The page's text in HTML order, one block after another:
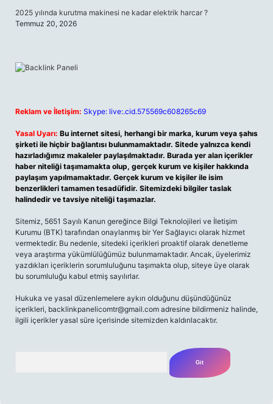
2025 yılında kurutma makinesi ne kadar elektrik harcar ?
Temmuz 20, 2026
Reklam ve İletişim: Skype: live:.cid.575569c608265c69
Yasal Uyarı: Bu internet sitesi, herhangi bir marka, kurum veya şahıs
şirketi ile hiçbir bağlantısı bulunmamaktadır. Sitede yalnızca kendi
hazırladığımız makaleler paylaşılmaktadır. Burada yer alan içerikler
haber niteliği taşımamakta olup, gerçek kurum ve kişiler hakkında
paylaşım yapılmamaktadır. Gerçek kurum ve kişiler ile isim
benzerlikleri tamamen tesadüfidir. Sitemizdeki bilgiler taslak
halindedir ve tavsiye niteliği taşımazlar.
Sitemiz, 5651 Sayılı Kanun gereğince Bilgi Teknolojileri ve İletişim
Kurumu (BTK) tarafından onaylanmış bir Yer Sağlayıcı olarak hizmet
vermektedir. Bu nedenle, sitedeki içerikleri proaktif olarak denetleme
veya araştırma yükümlülüğümüz bulunmamaktadır. Ancak, üyelerimiz
yazdıkları içeriklerin sorumluluğunu taşımakta olup, siteye üye olarak
bu sorumluluğu kabul etmiş sayılırlar.
Hukuka ve yasal düzenlemelere aykırı olduğunu düşündüğünüz
içerikleri, backlinkpanelicomtr@gmail.com adresine bildirmeniz halinde,
ilgili içerikler yasal süre içerisinde sitemizden kaldırılacaktır.